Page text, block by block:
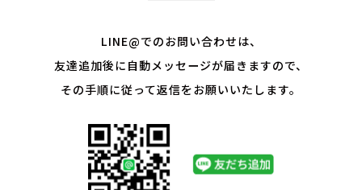
LINE@でのお問い合わせは、
友達追加後に自動メッセージが届きますので、
その手順に従って返信をお願いいたします。